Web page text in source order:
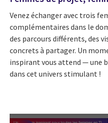
Venez échanger avec trois
complémentaires dans le
des parcours différents, des
concrets à partager. Un
inspirant vous attend — une
dans cet univers stimulant !